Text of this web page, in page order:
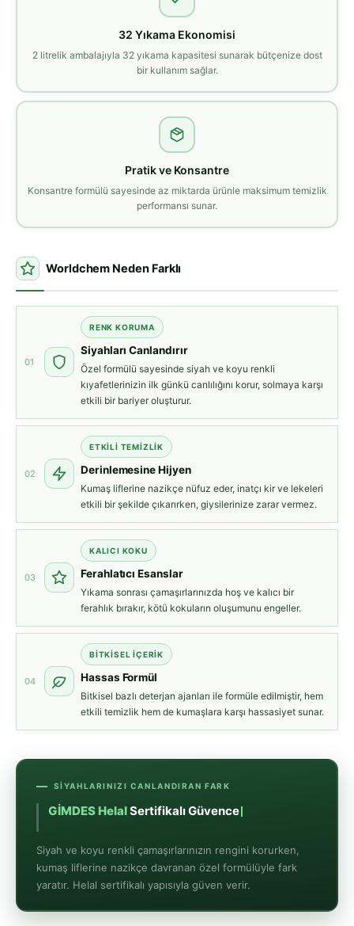
32 Yıkama Ekonomisi
2 litrelik ambalajıyla 32 yıkama kapasitesi sunarak bütçenize dost
bir kullanım sağlar.
Pratik ve Konsantre
Konsantre formülü sayesinde az miktarda ürünle maksimum temizlik
performansı sunar.
Worldchem Neden Farklı
01
RENK KORUMA
Siyahları Canlandırır
Özel formülü sayesinde siyah ve koyu renkli
kıyafetlerinizin ilk günkü canlılığını korur, solmaya karşı
etkili bir bariyer oluşturur.
02
ETKILI TEMIZLIK
Derinlemesine Hijyen
Kumaş liflerine nazikçe nüfuz eder, inatçı kir ve lekeleri
etkili bir şekilde çıkarırken, giysilerinize zarar vermez.
03
KALICI KOKU
Ferahlatıcı Esanslar
Yıkama sonrası çamaşırlarınızda hoş ve kalıcı bir
ferahlık bırakır, kötü kokuların oluşumunu engeller.
04
BITKISEL İÇERIK
Hassas Formül
Bitkisel bazlı deterjan ajanları ile formüle edilmiştir, hem
etkili temizlik hem de kumaşlara karşı hassasiyet sunar.
SIYAHLARINIZI CANLANDIRAN FARK
GİMDES HelalSertifikalı Güvence
Siyah ve koyu renkli çamaşırlarınızın rengini korurken,
kumaş liflerine nazikçe davranan özel formülüyle fark
yaratır. Helal sertifikalı yapısıyla güven verir.